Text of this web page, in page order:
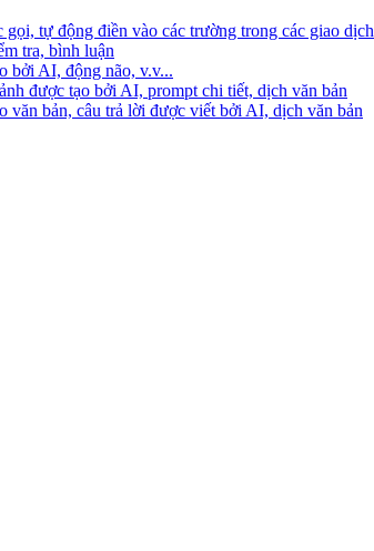
tự động điền vào các trường trong các giao dịch
tra, bình luận
bởi AI, động não, v.v...
được tạo bởi AI, prompt chi tiết, dịch văn bản
bản, câu trả lời được viết bởi AI, dịch văn bản